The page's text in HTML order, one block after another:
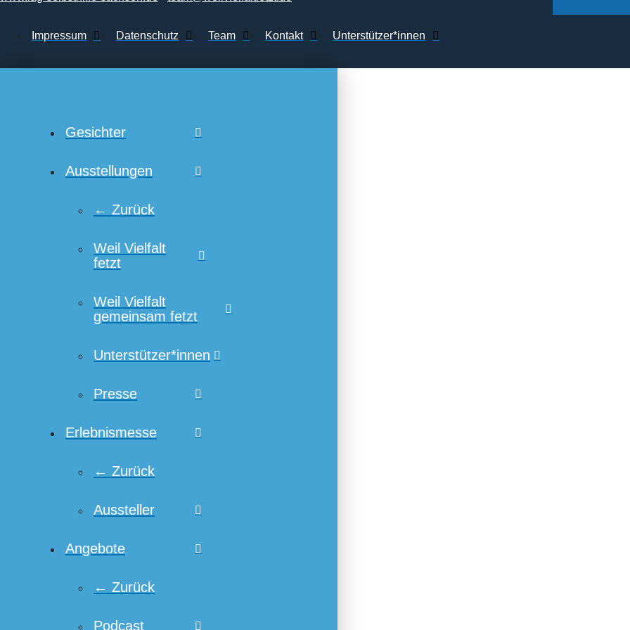
Impressum Datenschutz Team Kontakt Unterstützer*innen
Gesichter
Ausstellungen
← Zurück
Weil Vielfalt
fetzt
Weil Vielfalt
gemeinsam fetzt
Unterstützer*innen
Presse
Erlebnismesse
← Zurück
Aussteller
Angebote
← Zurück
Podcast